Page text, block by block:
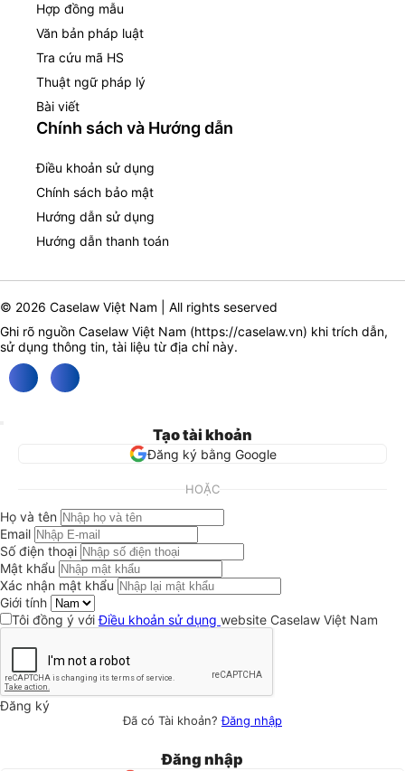
Hợp đồng mẫu
Văn bản pháp luật
Tra cứu mã HS
Thuật ngữ pháp lý
Bài viết
Chính sách và Hướng dẫn
Điều khoản sử dụng
Chính sách bảo mật
Hướng dẫn sử dụng
Hướng dẫn thanh toán
© 2026 Caselaw Việt Nam | All rights seserved
Ghi rõ nguồn Caselaw Việt Nam (https://caselaw.vn) khi trích dẫn,
sử dụng thông tin, tài liệu từ địa chỉ này.
Tạo tài khoản
Đăng ký bằng Google
HOẶC
Họ và tên
Email
Số điện thoại
Mật khẩu
Xác nhận mật khẩu
Giới tính
Tôi đồng ý vớiĐiều khoản sử dụng website Caselaw Việt Nam
Đăng ký
Đã có Tài khoản?Đăng nhập
Đăng nhập